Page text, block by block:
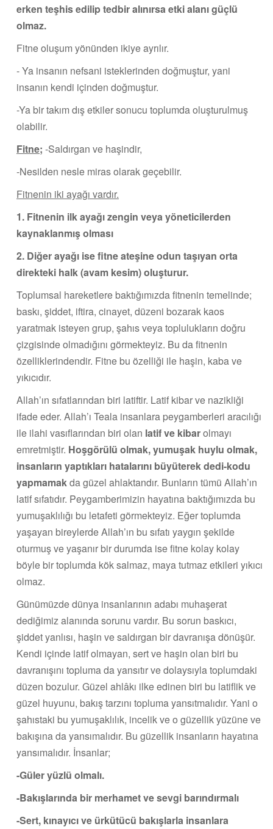
erken teşhis edilip tedbir alınırsa etki alanı güçlü
olmaz.
Fitne oluşum yönünden ikiye ayrılır.
- Ya insanın nefsani isteklerinden doğmuştur, yani
insanın kendi içinden doğmuştur.
-Ya bir takım dış etkiler sonucu toplumda oluşturulmuş
olabilir.
Fitne; -Saldırgan ve haşindir,
-Nesilden nesle miras olarak geçebilir.
Fitnenin iki ayağı vardır.
1. Fitnenin ilk ayağı zengin veya yöneticilerden
kaynaklanmış olması
2. Diğer ayağı ise fitne ateşine odun taşıyan orta
direkteki halk (avam kesim) oluşturur.
Toplumsal hareketlere baktığımızda fitnenin temelinde;
baskı, şiddet, iftira, cinayet, düzeni bozarak kaos
yaratmak isteyen grup, şahıs veya toplulukların doğru
çizgisinde olmadığını görmekteyiz. Bu da fitnenin
özelliklerindendir. Fitne bu özelliği ile haşin, kaba ve
yıkıcıdır.
Allah’ın sıfatlarından biri latiftir. Latif kibar ve nazikliği
ifade eder. Allah’ı Teala insanlara peygamberleri aracılığı
ile ilahi vasıflarından biri olan latif ve kibarolmayı
emretmiştir. Hoşgörülü olmak, yumuşak huylu olmak,
insanların yaptıkları hatalarını büyüterek dedi-kodu
yapmamakda güzel ahlaktandır. Bunların tümü Allah’ın
latif sıfatıdır. Peygamberimizin hayatına baktığımızda bu
yumuşaklılığı bu letafeti görmekteyiz. Eğer toplumda
yaşayan bireylerde Allah’ın bu sıfatı yaygın şekilde
oturmuş ve yaşanır bir durumda ise fitne kolay kolay
böyle bir toplumda kök salmaz, maya tutmaz etkileri yıkıcı
olmaz.
Günümüzde dünya insanlarının adabı muhaşerat
dediğimiz alanında sorunu vardır. Bu sorun baskıcı,
şiddet yanlısı, haşin ve saldırgan bir davranışa dönüşür.
Kendi içinde latif olmayan, sert ve haşin olan biri bu
davranışını topluma da yansıtır ve dolaysıyla toplumdaki
düzen bozulur. Güzel ahlâkı ilke edinen biri bu latiflik ve
güzel huyunu, bakış tarzını topluma yansıtmalıdır. Yani o
şahıstaki bu yumuşaklılık, incelik ve o güzellik yüzüne ve
bakışına da yansımalıdır. Bu güzellik insanların hayatına
yansımalıdır. İnsanlar;
-Güler yüzlü olmalı.
-Bakışlarında bir merhamet ve sevgi barındırmalı
-Sert, kınayıcı ve ürkütücü bakışlarla insanlara